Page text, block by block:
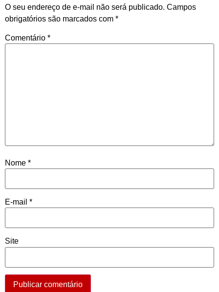
O seu endereço de e-mail não será publicado. Campos
obrigatórios são marcados com *
Comentário *
Nome *
E-mail *
Site